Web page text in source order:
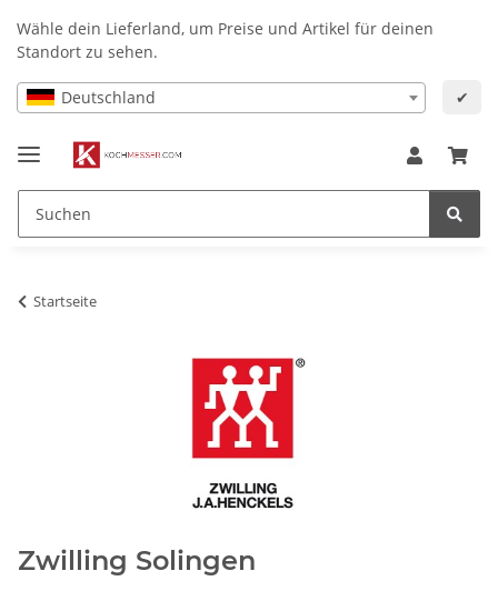
Wähle dein Lieferland, um Preise und Artikel für deinen
Standort zu sehen.
Deutschland ✔
Startseite
Zwilling Solingen